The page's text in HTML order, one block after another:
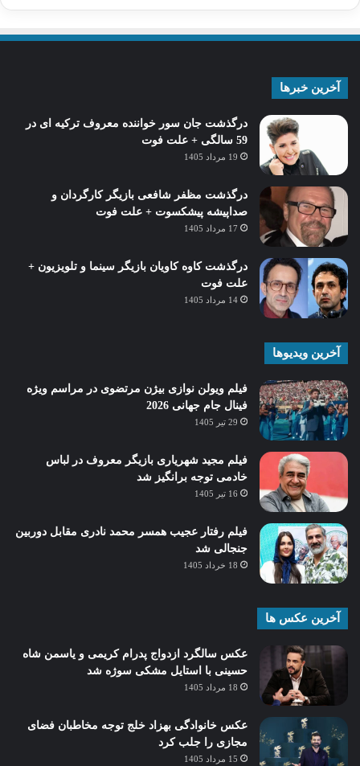
آخرین خبرها
درگذشت جان سور خواننده معروف ترکیه ای در
59 سالگی + علت فوت
19 مرداد 1405
درگذشت مظفر شافعی بازیگر کارگردان و
صداپیشه پیشکسوت + علت فوت
17 مرداد 1405
درگذشت کاوه کاویان بازیگر سینما و تلویزیون +
علت فوت
14 مرداد 1405
آخرین ویدیوها
فیلم ویولن نوازی بیژن مرتضوی در مراسم ویژه
فینال جام جهانی 2026
29 تیر 1405
فیلم مجید شهریاری بازیگر معروف در لباس
خادمی توجه برانگیز شد
16 تیر 1405
فیلم رفتار عجیب همسر محمد نادری مقابل دوربین
جنجالی شد
18 خرداد 1405
آخرین عکس ها
عکس سالگرد ازدواج پدرام کریمی و یاسمن شاه‌
حسینی با استایل مشکی سوژه شد
18 مرداد 1405
عکس خانوادگی بهزاد خلج توجه مخاطبان فضای
مجازی را جلب کرد
15 مرداد 1405